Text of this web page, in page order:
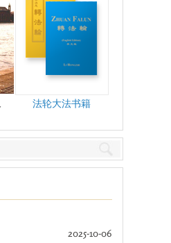
法轮大法书籍
2025-10-06